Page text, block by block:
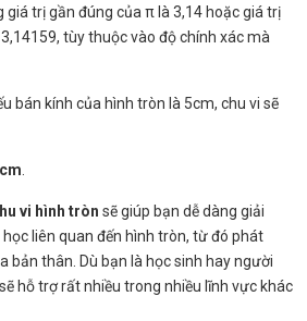
giá trị gần đúng của π là 3,14 hoặc giá trị
tùy thuộc vào độ chính xác mà
bán kính của hình tròn là 5cm, chu vi sẽ
vi hình tròn sẽ giúp bạn dễ dàng giải
liên quan đến hình tròn, từ đó phát
bản thân. Dù bạn là học sinh hay người
sẽ hỗ trợ rất nhiều trong nhiều lĩnh vực khác